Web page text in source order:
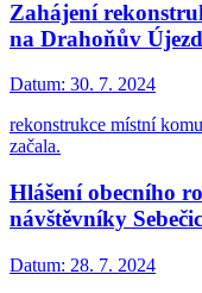
Zahájení
na Drahoňův Újezd
Datum: 30. 7. 2024
rekonstrukce místní
začala.
Hlášení obecního
návštěvníky Sebečic
Datum: 28. 7. 2024